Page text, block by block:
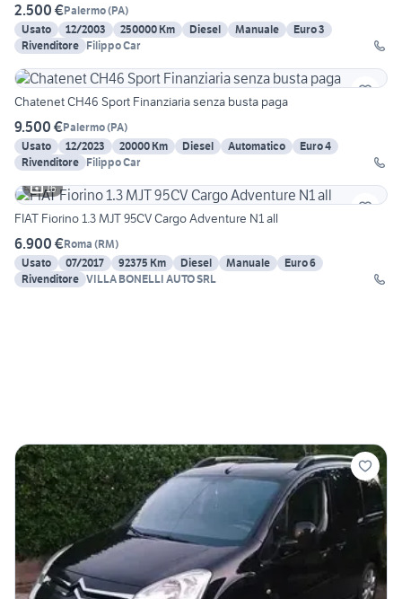
2.500 €Palermo(PA)
Usato
12/2003 250000 Km Diesel Manuale
Euro 3
Rivenditore Filippo Car
Chatenet CH46 Sport Finanziaria senza busta paga
9.500 €Palermo(PA)
Usato
12/2023 20000 Km Diesel Automatico
Euro 4
Rivenditore Filippo Car
16
FIAT Fiorino 1.3 MJT 95CV Cargo Adventure N1 all
6.900 €Roma (RM)
Usato
07/2017 92375 Km Diesel Manuale
Euro 6
Rivenditore VILLA BONELLI AUTO SRL